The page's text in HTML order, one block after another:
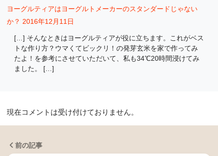
ヨーグルティアはヨーグルトメーカーのスタンダードじゃない
か？ 2016年12月11日
[…] そんなときはヨーグルティアが役に立ちます。これがベス
トな作り方？ウマくてビックリ！の発芽玄米を家で作ってみ
たよ！を参考にさせていただいて、私も34℃20時間浸けてみ
ました。 […]
現在コメントは受け付けておりません。
前の記事